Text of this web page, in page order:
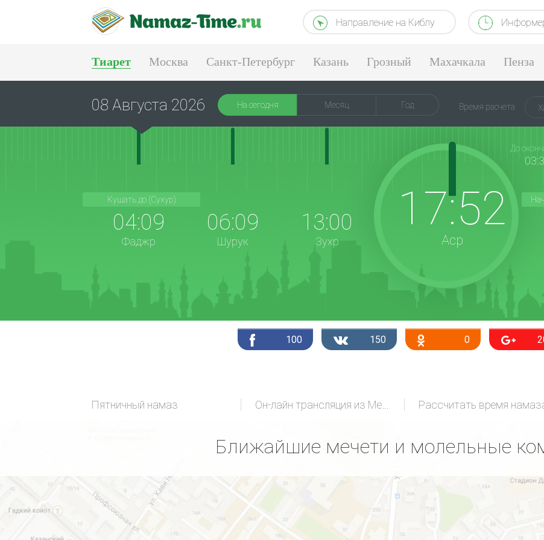
Направление на Киблу
Тиарет Москва Санкт-Петербург Казань Грозный Махачкала Пенза
08 Августа 2026 На сегодня Месяц Год Время расчета
Кушать до (Сухур)
04:09
Фаджр
06:09
Шурук
13:00
Зухр
До
17:52
Аср
100 150 0
Пятничный намаз Он-лайн трансляция из Мекки Рассчитать время
Ближайшие мечети и молельные